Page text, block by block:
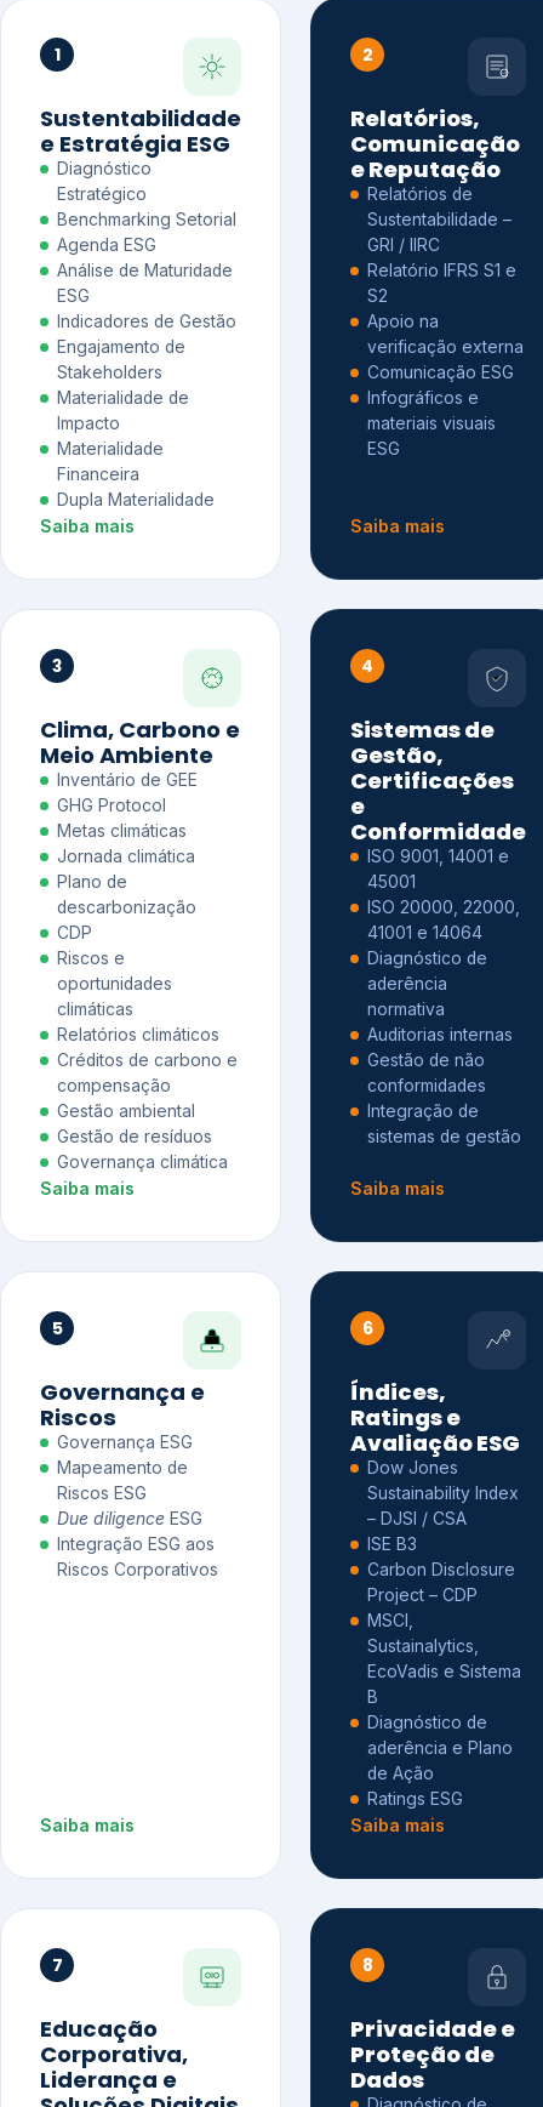
1
Sustentabilidade
e Estratégia ESG
Diagnóstico
Estratégico
Benchmarking Setorial
Agenda ESG
Análise de Maturidade
ESG
Indicadores de Gestão
Engajamento de
Stakeholders
Materialidade de
Impacto
Materialidade
Financeira
Dupla Materialidade
Saiba mais
2
Relatórios,
Comunicação
e Reputação
Relatórios de
Sustentabilidade –
GRI / IIRC
Relatório IFRS S1 e
S2
Apoio na
verificação externa
Comunicação ESG
Infográficos e
materiais visuais
ESG
Saiba mais
3
Clima, Carbono e
Meio Ambiente
Inventário de GEE
GHG Protocol
Metas climáticas
Jornada climática
Plano de
descarbonização
CDP
Riscos e
oportunidades
climáticas
Relatórios climáticos
Créditos de carbono e
compensação
Gestão ambiental
Gestão de resíduos
Governança climática
Saiba mais
4
Sistemas de
Gestão,
Certificações
e
Conformidade
ISO 9001, 14001 e
45001
ISO 20000, 22000,
41001 e 14064
Diagnóstico de
aderência
normativa
Auditorias internas
Gestão de não
conformidades
Integração de
sistemas de gestão
Saiba mais
5
Governança e
Riscos
Governança ESG
Mapeamento de
Riscos ESG
Due diligence ESG
Integração ESG aos
Riscos Corporativos
Saiba mais
6
Índices,
Ratings e
Avaliação ESG
Dow Jones
Sustainability Index
– DJSI / CSA
ISE B3
Carbon Disclosure
Project – CDP
MSCI,
Sustainalytics,
EcoVadis e Sistema
B
Diagnóstico de
aderência e Plano
de Ação
Ratings ESG
Saiba mais
7
Educação
Corporativa,
Liderança e
8
Privacidade e
Proteção de
Dados